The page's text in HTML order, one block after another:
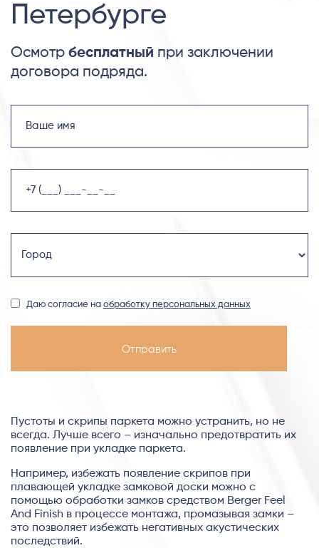
Петербурге
Осмотр бесплатный при заключении
договора подряда.
Даю согласие на обработку персональных данных
Пустоты и скрипы паркета можно устранить, но не
всегда. Лучше всего – изначально предотвратить их
появление при укладке паркета.
Например, избежать появление скрипов при
плавающей укладке замковой доски можно c
помощью обработки замков средством Berger Feel
And Finish в процессе монтажа, промазывая замки –
это позволяет избежать негативных акустических
последствий.